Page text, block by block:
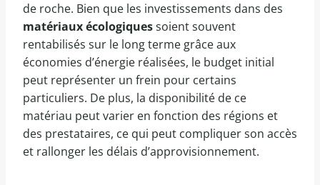
de roche. Bien que les investissements dans des
matériaux écologiquessoient souvent
rentabilisés sur le long terme grâce aux
économies d’énergie réalisées, le budget initial
peut représenter un frein pour certains
particuliers. De plus, la disponibilité de ce
matériau peut varier en fonction des régions et
des prestataires, ce qui peut compliquer son accès
et rallonger les délais d’approvisionnement.